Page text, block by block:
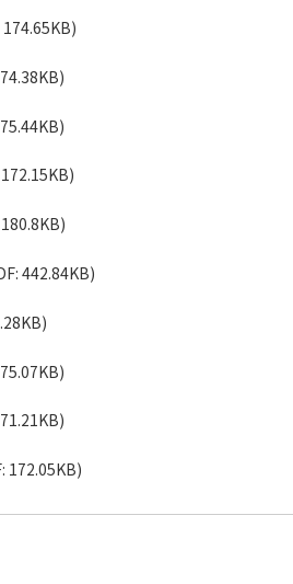
174.65KB)
442.84KB)
172.05KB)